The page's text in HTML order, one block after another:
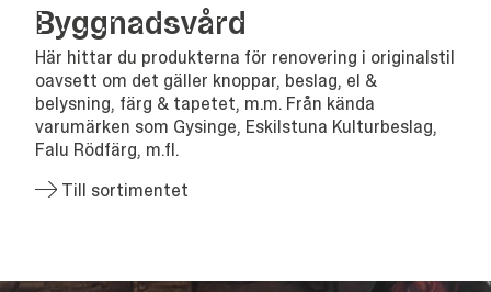
Bygg­nads­vård
Här hittar du produkterna för renovering i originalstil
oavsett om det gäller knoppar, beslag, el &
belysning, färg & tapetet, m.m. Från kända
varumärken som Gysinge, Eskilstuna Kulturbeslag,
Falu Rödfärg, m.fl.
Till sortimentet